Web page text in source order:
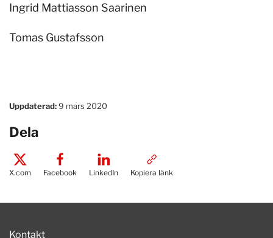
Ingrid Mattiasson Saarinen
Tomas Gustafsson
Uppdaterad:9 mars 2020
Dela
X.com Facebook LinkedIn Kopiera länk
Kontakt